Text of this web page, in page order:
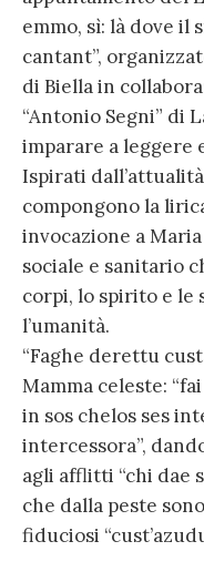
emmo, sì: là dove il
cantant”,
di Biella in
“Antonio Segni” di
imparare a leggere
Ispirati
compongono la
invocazione a
sociale e sanitario
corpi, lo spirito e le
l’umanità.
“Faghe derettu
Mamma celeste:
in sos chelos ses
intercessora”,
agli afflitti “chi dae
che dalla peste
fiduciosi